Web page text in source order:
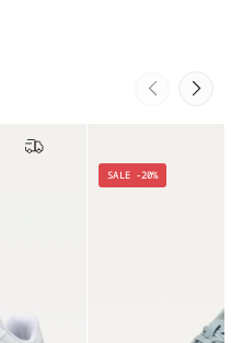
SALE -20%